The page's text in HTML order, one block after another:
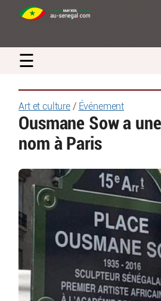
☰
Art et culture / Événement
Ousmane Sow a
nom à Paris